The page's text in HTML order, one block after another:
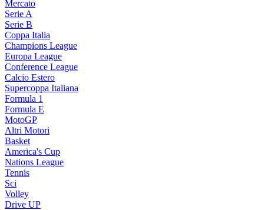
Mercato
Serie A
Serie B
Coppa Italia
Champions League
Europa League
Conference League
Calcio Estero
Supercoppa Italiana
Formula 1
Formula E
MotoGP
Altri Motori
Basket
America's Cup
Nations League
Tennis
Sci
Volley
Drive UP